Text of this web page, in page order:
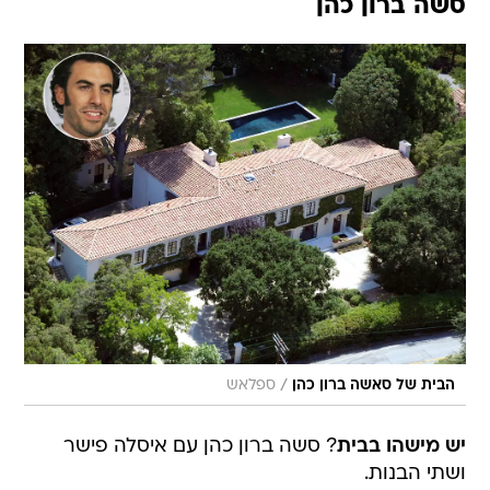
סשה ברון כהן
הבית של סאשה ברון כהן / ספלאש
יש מישהו בבית? סשה ברון כהן עם איסלה פישר
ושתי הבנות.